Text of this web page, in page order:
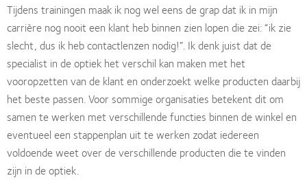
Tijdens trainingen maak ik nog wel eens de grap dat ik in mijn
carrière nog nooit een klant heb binnen zien lopen die zei: “ik zie
slecht, dus ik heb contactlenzen nodig!”. Ik denk juist dat de
specialist in de optiek het verschil kan maken met het
vooropzetten van de klant en onderzoekt welke producten daarbij
het beste passen. Voor sommige organisaties betekent dit om
samen te werken met verschillende functies binnen de winkel en
eventueel een stappenplan uit te werken zodat iedereen
voldoende weet over de verschillende producten die te vinden
zijn in de optiek.